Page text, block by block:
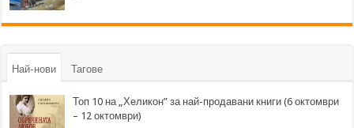
Най-нови Тагове
Топ 10 на „Хеликон” за най-продавани книги (6 октомври
– 12 октомври)